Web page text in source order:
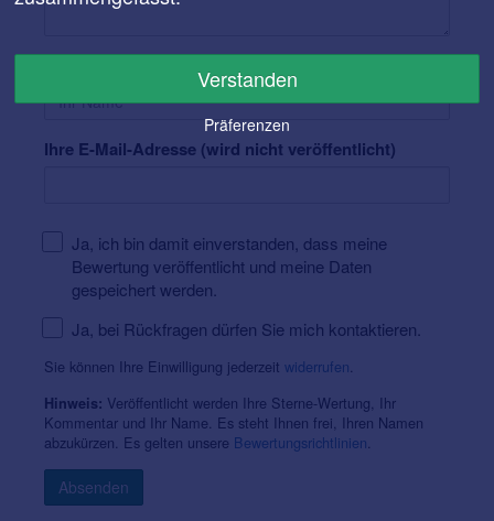
Ihre E-Mail-Adresse (wird nicht veröffentlicht)
Ja, ich bin damit einverstanden, dass meine
Bewertung veröffentlicht und meine Daten
gespeichert werden.
Ja, bei Rückfragen dürfen Sie mich kontaktieren.
Sie können Ihre Einwilligung jederzeit widerrufen.
Hinweis: Veröffentlicht werden Ihre Sterne-Wertung, Ihr
Kommentar und Ihr Name. Es steht Ihnen frei, Ihren Namen
abzukürzen. Es gelten unsere Bewertungsrichtlinien.
Absenden
Verstanden
Präferenzen